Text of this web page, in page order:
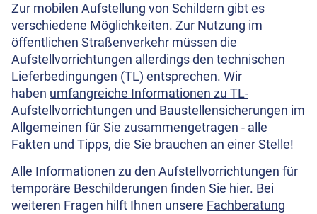
Zur mobilen Aufstellung von Schildern gibt es
verschiedene Möglichkeiten. Zur Nutzung im
öffentlichen Straßenverkehr müssen die
Aufstellvorrichtungen allerdings den technischen
Lieferbedingungen (TL) entsprechen. Wir
haben umfangreiche Informationen zu TL-
Aufstellvorrichtungen und Baustellensicherungen im
Allgemeinen für Sie zusammengetragen - alle
Fakten und Tipps, die Sie brauchen an einer Stelle!
Alle Informationen zu den Aufstellvorrichtungen für
temporäre Beschilderungen finden Sie hier. Bei
weiteren Fragen hilft Ihnen unsere Fachberatung